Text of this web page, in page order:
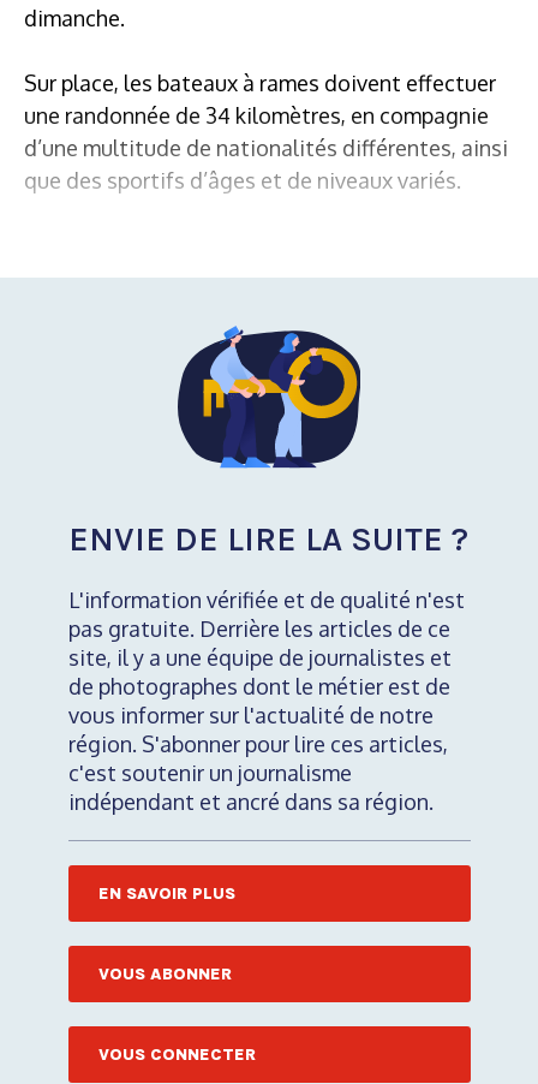
dimanche.
Sur place, les bateaux à rames doivent effectuer
une randonnée de 34 kilomètres, en compagnie
d’une multitude de nationalités différentes, ainsi
que des sportifs d’âges et de niveaux variés.
ENVIE DE LIRE LA SUITE ?
L'information vérifiée et de qualité n'est
pas gratuite. Derrière les articles de ce
site, il y a une équipe de journalistes et
de photographes dont le métier est de
vous informer sur l'actualité de notre
région. S'abonner pour lire ces articles,
c'est soutenir un journalisme
indépendant et ancré dans sa région.
EN SAVOIR PLUS
VOUS ABONNER
VOUS CONNECTER